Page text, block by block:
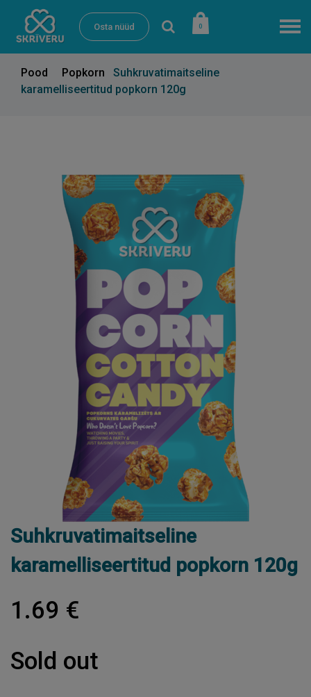
Osta nüüd 0
Pood Popkorn
Suhkruvatimaitseline
karamelliseertitud popkorn 120g
Suhkruvatimaitseline
karamelliseertitud popkorn 120g
1.69 €
Sold out